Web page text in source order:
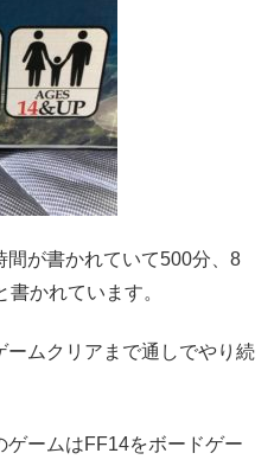
間が書かれていて500分、8
かれています。
ームクリアまで通しでやり続
ゲームはFF14をボードゲー